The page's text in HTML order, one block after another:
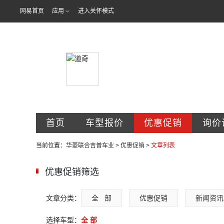
网易首页 应用 进入关怀模式
首页 车型报价 优惠促销 询价
当前位置： 华菱联合吉普车业 > 优惠促销 > 文章列表
优惠促销筛选
文章分类： 全   部 优惠促销 新闻资讯
选择车型： 全 部